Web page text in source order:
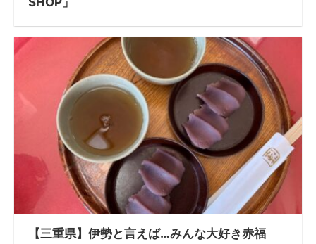
【三重県】伊勢と言えば…みんな大好き赤福